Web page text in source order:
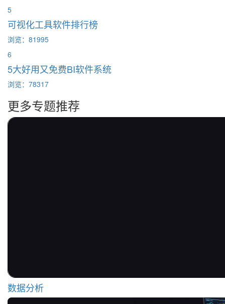
5
可视化工具软件排行榜
浏览：81995
6
5大好用又免费BI软件系统
浏览：78317
更多专题推荐
数据分析